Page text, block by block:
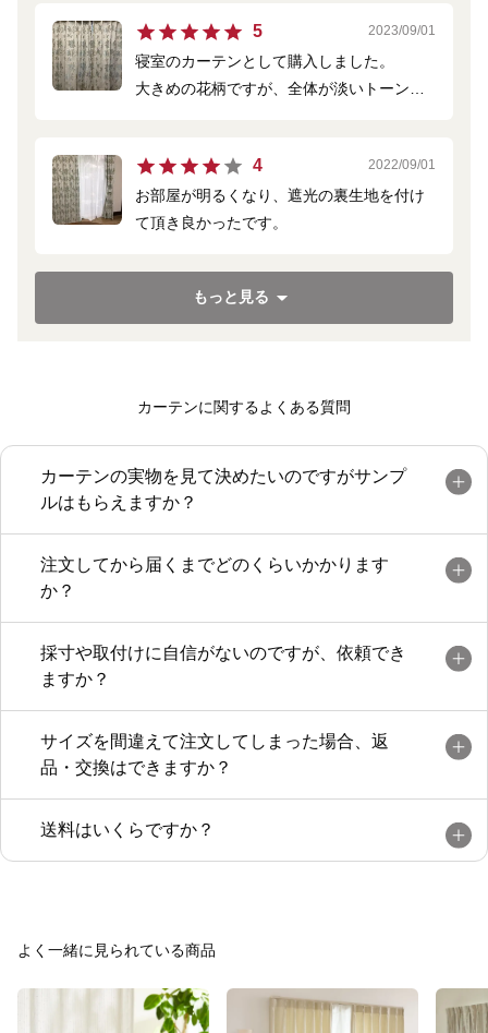
サイズの違う３か所の窓に、同じ生地でお
願いしました。
カーテンはふんわりと丁寧に包まれていて
た。
縫製も丁寧で、裾にはおもりも縫い込んで
ありとても喜んでいます。
5 2023/09/01
寝室のカーテンとして購入しました。
大きめの花柄ですが、全体が淡いトーンに
4 2022/09/01
お部屋が明るくなり、遮光の裏生地を付け
て頂き良かったです。
もっと見る
カーテンに関するよくある質問
カーテンの実物を見て決めたいのですがサンプ
ルはもらえますか？
注文してから届くまでどのくらいかかります
か？
採寸や取付けに自信がないのですが、依頼でき
ますか？
サイズを間違えて注文してしまった場合、返
品・交換はできますか？
送料はいくらですか？
よく一緒に見られている商品